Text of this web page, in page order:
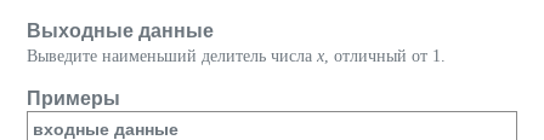
Выходные данные
Выведите наименьший делитель числа x, отличный от 1.
Примеры
входные данные